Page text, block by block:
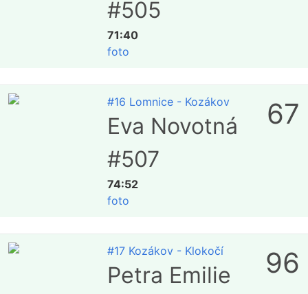
#505
71:40
foto
#16 Lomnice - Kozákov
Eva Novotná
#507
74:52
foto
67
#17 Kozákov - Klokočí
Petra Emilie
96